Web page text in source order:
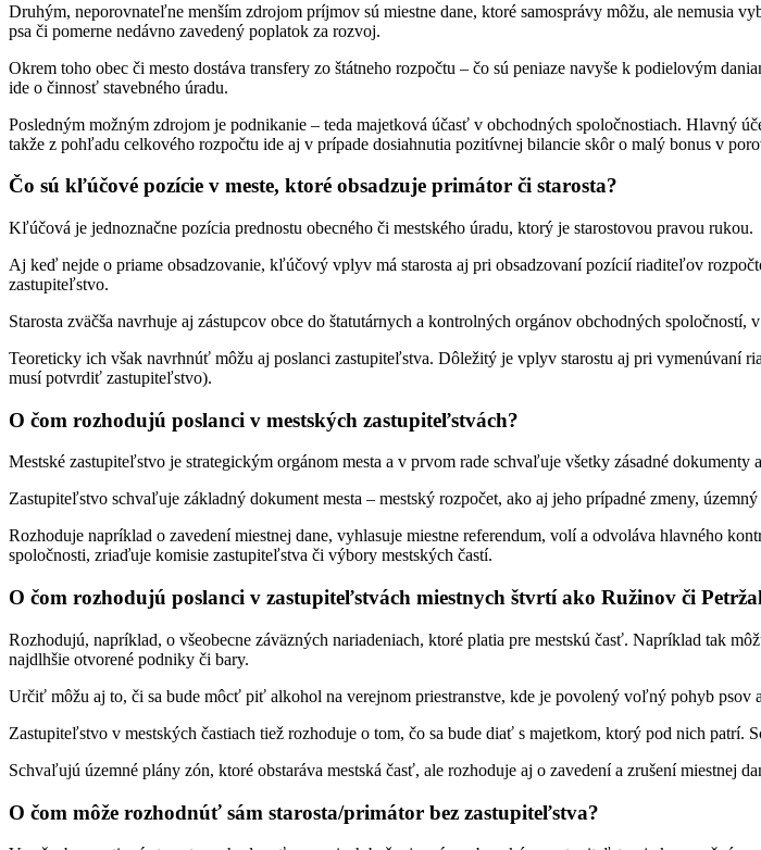
Druhým, neporovnateľne menším zdrojom príjmov sú miestne dane, ktoré samosprávy môžu, ale nemusia
psa či pomerne nedávno zavedený poplatok za rozvoj.
Okrem toho obec či mesto dostáva transfery zo štátneho rozpočtu – čo sú peniaze navyše k podielovým
ide o činnosť stavebného úradu.
Posledným možným zdrojom je podnikanie – teda majetková účasť v obchodných spoločnostiach. Hlavný
takže z pohľadu celkového rozpočtu ide aj v prípade dosiahnutia pozitívnej bilancie skôr o malý bonus v
Čo sú kľúčové pozície v meste, ktoré obsadzuje primátor či starosta?
Kľúčová je jednoznačne pozícia prednostu obecného či mestského úradu, ktorý je starostovou pravou rukou.
Aj keď nejde o priame obsadzovanie, kľúčový vplyv má starosta aj pri obsadzovanípozícií riaditeľov
zastupiteľstvo.
Starosta zväčša navrhuje aj zástupcov obce do štatutárnych a kontrolných orgánov obchodných spoločností,
Teoreticky ich však navrhnúť môžu aj poslanci zastupiteľstva. Dôležitý je vplyv starostu aj pri vymenúvaní
musí potvrdiť zastupiteľstvo).
O čom rozhodujú poslanci v mestských zastupiteľstvách?
Mestské zastupiteľstvo je strategickým orgánom mesta a v prvom rade schvaľuje všetky zásadné dokumenty
Zastupiteľstvo schvaľuje základný dokument mesta – mestský rozpočet, ako aj jeho prípadné zmeny,
Rozhoduje napríklad o zavedení miestnej dane, vyhlasuje miestne referendum, volí a odvoláva hlavného
spoločnosti, zriaďuje komisie zastupiteľstva či výbory mestských častí.
O čom rozhodujú poslanci v zastupiteľstvách miestnych štvrtí ako Ružinov či
Rozhodujú, napríklad, o všeobecne záväzných nariadeniach, ktoré platia pre mestskú časť. Napríklad tak
najdlhšie otvorené podniky či bary.
Určiť môžu aj to, či sa bude môcť piť alkohol na verejnom priestranstve, kde je povolený voľný pohyb psov
Zastupiteľstvo v mestských častiach tiež rozhoduje o tom, čo sa bude diať s majetkom, ktorý pod nich
Schvaľujú územné plány zón, ktoré obstaráva mestská časť, ale rozhoduje aj o zavedení a zrušení miestnej
O čom môže rozhodnúť sám starosta/primátor bez zastupiteľstva?